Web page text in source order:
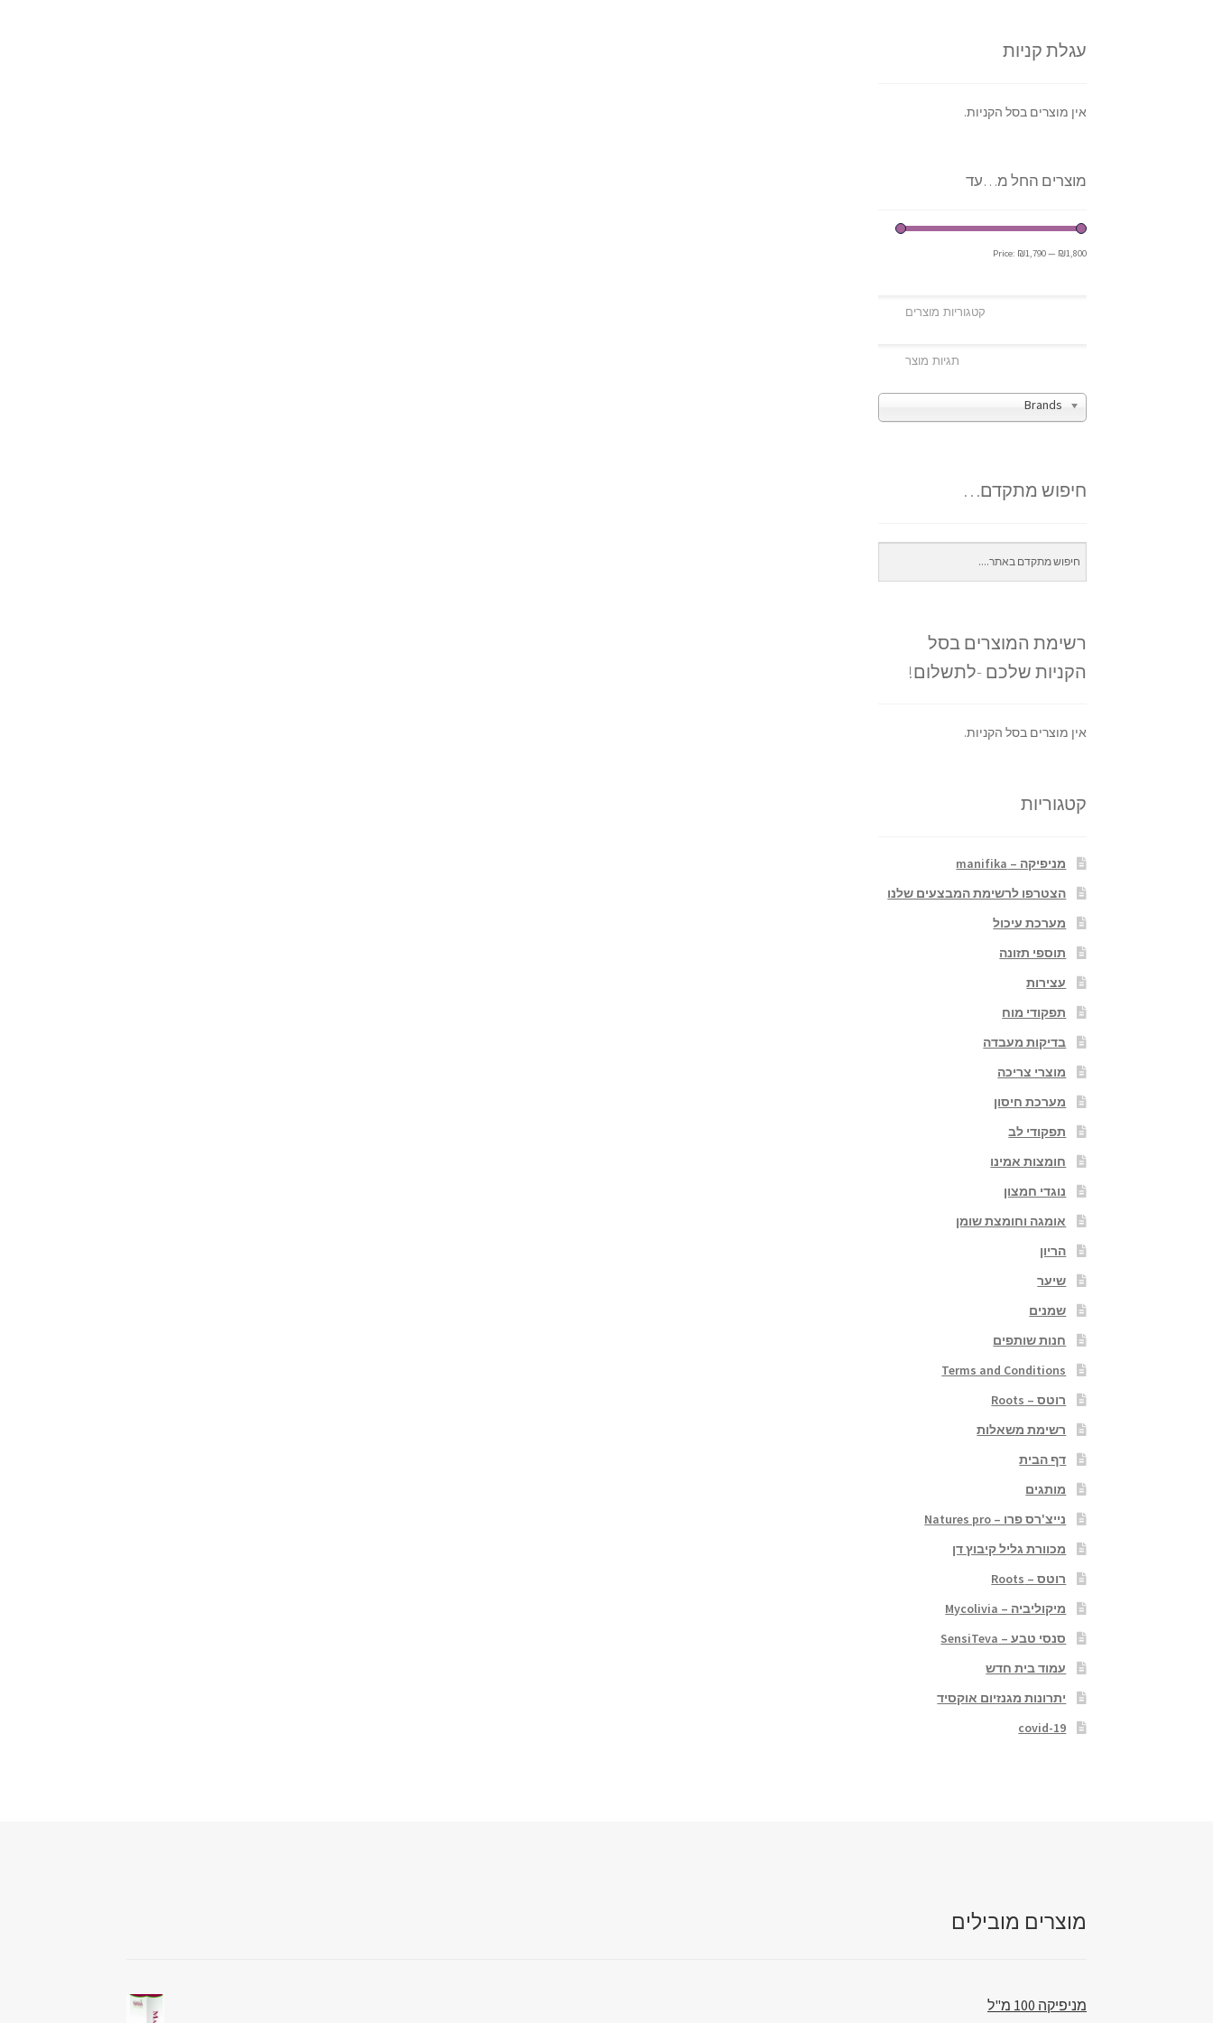
עגלת קניות
אין מוצרים בסל הקניות.
מוצרים החל מ…עד
Price: ₪1,790— ₪1,800
Brands
חיפוש מתקדם…
רשימת המוצרים בסל
הקניות שלכם -לתשלום!
אין מוצרים בסל הקניות.
קטגוריות
מניפיקה – manifika
הצטרפו לרשימת המבצעים שלנו
מערכת עיכול
תוספי תזונה
עצירות
תפקודי מוח
בדיקות מעבדה
מוצרי צריכה
מערכת חיסון
תפקודי לב
חומצות אמינו
נוגדי חמצון
אומגה וחומצת שומן
הריון
שיער
שמנים
חנות שותפים
Terms and Conditions
רוטס – Roots
רשימת משאלות
דף הבית
מותגים
נייצ'רס פרו – Natures pro
מכוורת גליל קיבוץ דן
רוטס – Roots
מיקוליביה – Mycolivia
סנסי טבע – SensiTeva
עמוד בית חדש
יתרונות מגנזיום אוקסיד
covid-19
מוצרים מובילים
מניפיקה 100 מ"ל